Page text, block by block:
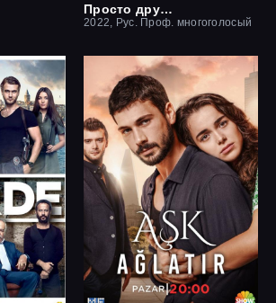
Просто друзья
2022, Рус. Проф. многоголосый